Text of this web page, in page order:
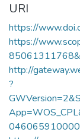
URI
https://
https://
http://
?